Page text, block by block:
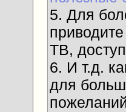
5. Для
ТВ,
6. И т.д.
для